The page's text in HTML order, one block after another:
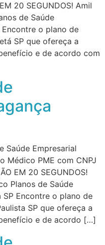
20 SEGUNDOS! Amil
de Saúde
Encontre o plano de
SP que ofereça a
e de acordo com
Saúde Empresarial
Médico PME com CNPJ
EM 20 SEGUNDOS!
Planos de Saúde
SP Encontre o plano de
SP que ofereça a
e de acordo […]